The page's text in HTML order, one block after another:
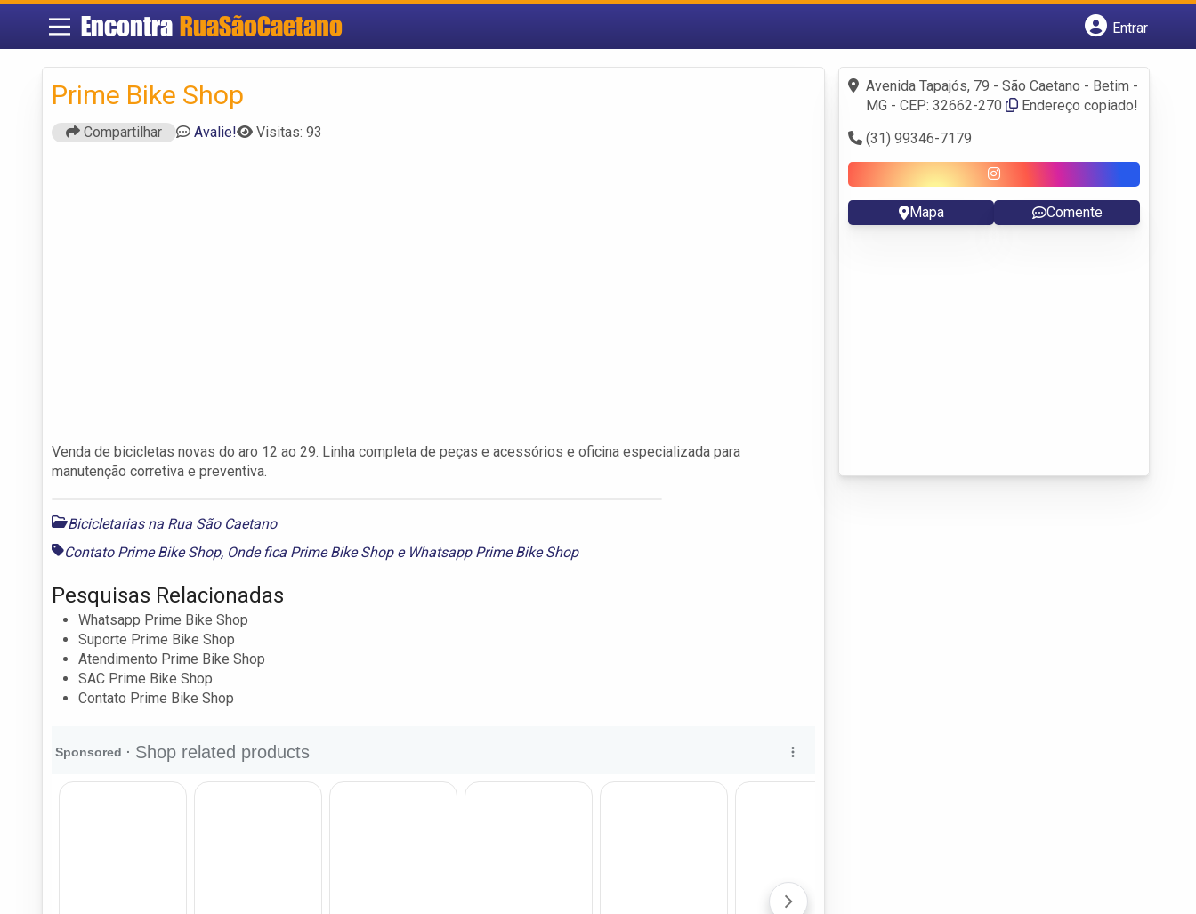
Encontra RuaSãoCaetano
Entrar
Fazer login
Criar conta
Prime Bike Shop
Compartilhar Avalie! Visitas: 93
Venda de bicicletas novas do aro 12 ao 29. Linha completa de peças e acessórios e oficina especializada para
manutenção corretiva e preventiva.
Bicicletarias na Rua São Caetano
Contato Prime Bike Shop, Onde fica Prime Bike Shope Whatsapp Prime Bike Shop
Pesquisas Relacionadas
Whatsapp Prime Bike Shop
Suporte Prime Bike Shop
Atendimento Prime Bike Shop
SAC Prime Bike Shop
Contato Prime Bike Shop
Avenida Tapajós, 79 - São Caetano - Betim -
MG - CEP: 32662-270
Endereço copiado!
(31) 99346-7179
Mapa Comente